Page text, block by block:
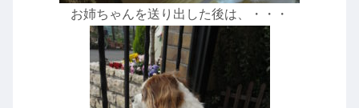
お姉ちゃんを送り出した後は、・・・